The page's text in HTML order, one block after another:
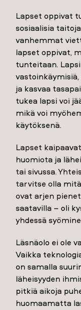
Lapset oppivat
sosiaalisia
vanhemmat
lapset oppivat,
tunteitaan.
ja kasvaa
tukea lapsi voi
mikä voi
käytöksenä.
Lapset
huomiota ja
tai sivussa.
tarvitse olla
ovat arjen
saatavilla – oli
yhdessä
Läsnäolo ei ole
Vaikka
on samalla
läheisyyden
pitkiä aikoja
huomaamatta